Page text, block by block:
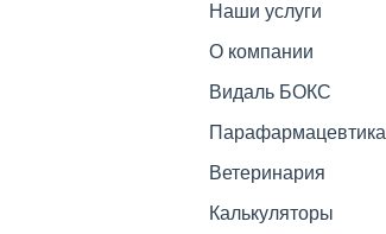
Наши услуги
О компании
Видаль БОКС
Парафармацевтика
Ветеринария
Калькуляторы